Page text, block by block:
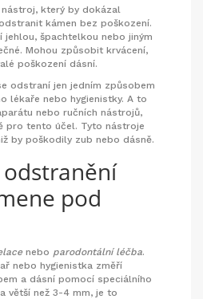
který by dokázal
kámen bez poškození.
jehlou, špachtelkou nebo jiným
Mohou způsobit krvácení,
poškození dásní.
odstraní jen jedním způsobem
lékaře nebo hygienistky. A to
nebo ručních nástrojů,
pro tento účel. Tyto nástroje
by poškodily zub nebo dásně.
odstranění
pod
nebo parodontální léčba.
nebo hygienistka změří
a dásní pomocí speciálního
větší než 3-4 mm, je to